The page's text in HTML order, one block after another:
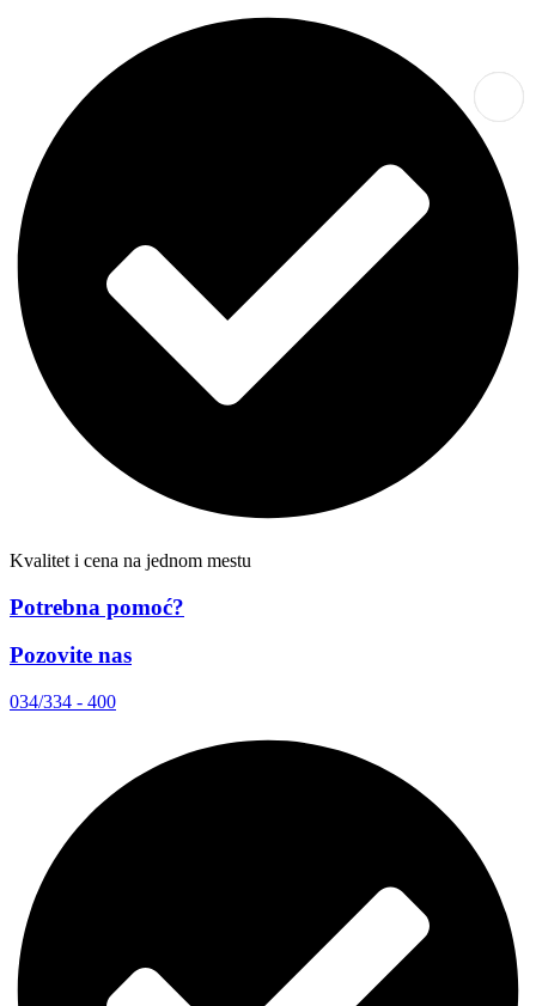
Kvalitet i cena na jednom mestu
Potrebna pomoć?
Pozovite nas
034/334 - 400